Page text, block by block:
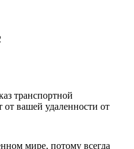
транспортной
от вашей удаленности от
мире, потому всегда